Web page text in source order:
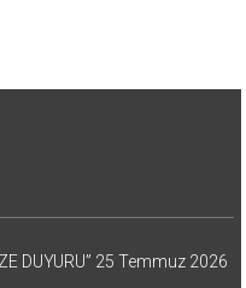
DUYURU” 25 Temmuz 2026